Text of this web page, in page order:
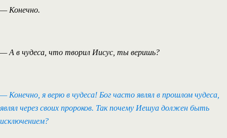
— Конечно.
— А в чудеса, что творил Иисус, ты веришь?
— Конечно, я верю в чудеса! Бог часто являл в прошлом чудеса,
являл через своих пророков. Так почему Иешуа должен быть
исключением?